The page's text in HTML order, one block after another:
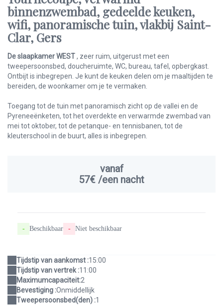
binnenzwembad, gedeelde keuken,
wifi, panoramische tuin, vlakbij Saint-
Clar, Gers
De slaapkamer WEST, zeer ruim, uitgerust met een
tweepersoonsbed, doucheruimte, WC, bureau, tafel, opbergkast.
Ontbijt is inbegrepen. Je kunt de keuken delen om je maaltijden te
bereiden, de woonkamer om je te vermaken.
Toegang tot de tuin met panoramisch zicht op de vallei en de
Pyreneeënketen, tot het overdekte en verwarmde zwembad van
mei tot oktober, tot de petanque- en tennisbanen, tot de
kleuterschool in de buurt, alles is inbegrepen.
vanaf
57€ /een nacht
- Beschikbaar - Niet beschikbaar
Tijdstip van aankomst :15:00
Tijdstip van vertrek :11:00
Maximumcapaciteit:2
Bevestiging :Onmiddellijk
Tweepersoonsbed(den) :1